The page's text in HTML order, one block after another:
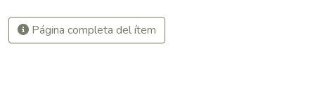
Página completa del ítem